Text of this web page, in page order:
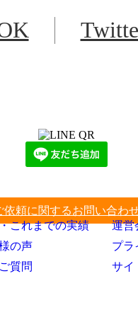
依頼に関するお問い合わ
これまでの実績
の声
質問
運営
プラ
サイ